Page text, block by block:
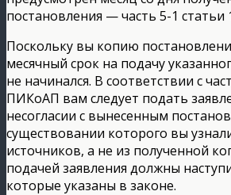
постановления — часть 5-1
Поскольку вы копию
месячный срок на подачу
не начинался. В соответствии с
ПИКоАП вам следует подать
несогласии с вынесенным
существовании которого вы
источников, а не из полученной
подачей заявления должны
которые указаны в законе.